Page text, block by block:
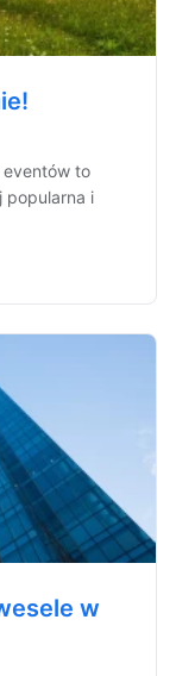
eventów to
popularna i
w